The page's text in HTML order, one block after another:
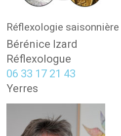
Réflexologie saisonnière
Bérénice Izard
Réflexologue
06 33 17 21 43
Yerres